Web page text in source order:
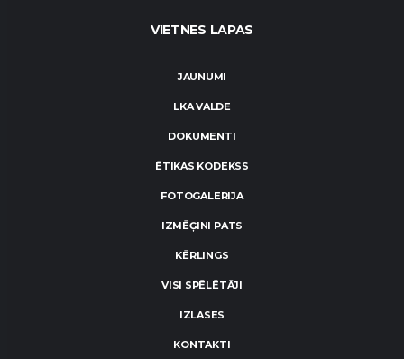
VIETNES LAPAS
JAUNUMI
LKA VALDE
DOKUMENTI
ĒTIKAS KODEKSS
FOTOGALERIJA
IZMĒĢINI PATS
KĒRLINGS
VISI SPĒLĒTĀJI
IZLASES
KONTAKTI